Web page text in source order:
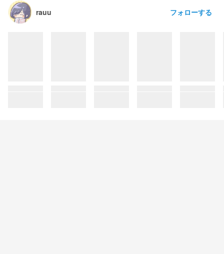
rauu フォローする